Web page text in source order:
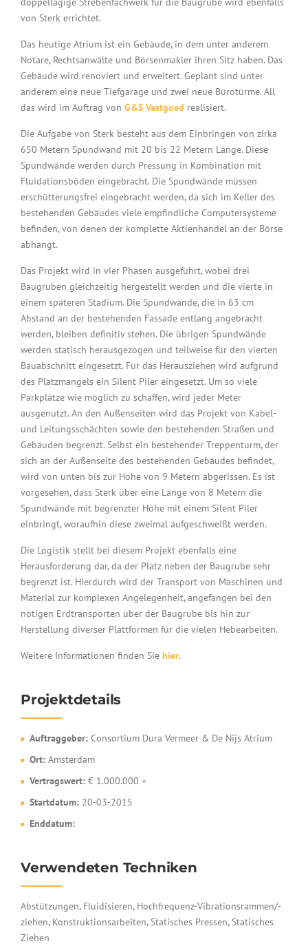
von Sterk errichtet.
Das heutige Atrium ist ein Gebäude, in dem unter anderem
Notare, Rechtsanwälte und Börsenmakler ihren Sitz haben. Das
Gebäude wird renoviert und erweitert. Geplant sind unter
anderem eine neue Tiefgarage und zwei neue Bürotürme. All
das wird im Auftrag von G&S Vastgoed realisiert.
Die Aufgabe von Sterk besteht aus dem Einbringen von zirka
650 Metern Spundwand mit 20 bis 22 Metern Länge. Diese
Spundwände werden durch Pressung in Kombination mit
Fluidationsböden eingebracht. Die Spundwände müssen
erschütterungsfrei eingebracht werden, da sich im Keller des
bestehenden Gebäudes viele empfindliche Computersysteme
befinden, von denen der komplette Aktienhandel an der Börse
abhängt.
Das Projekt wird in vier Phasen ausgeführt, wobei drei
Baugruben gleichzeitig hergestellt werden und die vierte in
einem späteren Stadium. Die Spundwände, die in 63 cm
Abstand an der bestehenden Fassade entlang angebracht
werden, bleiben definitiv stehen. Die übrigen Spundwände
werden statisch herausgezogen und teilweise für den vierten
Bauabschnitt eingesetzt. Für das Herausziehen wird aufgrund
des Platzmangels ein Silent Piler eingesetzt. Um so viele
Parkplätze wie möglich zu schaffen, wird jeder Meter
ausgenutzt. An den Außenseiten wird das Projekt von Kabel-
und Leitungsschächten sowie den bestehenden Straßen und
Gebäuden begrenzt. Selbst ein bestehender Treppenturm, der
sich an der Außenseite des bestehenden Gebäudes befindet,
wird von unten bis zur Höhe von 9 Metern abgerissen. Es ist
vorgesehen, dass Sterk über eine Länge von 8 Metern die
Spundwände mit begrenzter Höhe mit einem Silent Piler
einbringt, woraufhin diese zweimal aufgeschweißt werden.
Die Logistik stellt bei diesem Projekt ebenfalls eine
Herausforderung dar, da der Platz neben der Baugrube sehr
begrenzt ist. Hierdurch wird der Transport von Maschinen und
Material zur komplexen Angelegenheit, angefangen bei den
nötigen Erdtransporten über der Baugrube bis hin zur
Herstellung diverser Plattformen für die vielen Hebearbeiten.
Weitere Informationen finden Sie hier.
Projektdetails
Auftraggeber: Consortium Dura Vermeer & De Nijs Atrium
Ort: Amsterdam
Vertragswert: € 1.000.000 +
Startdatum: 20-03-2015
Enddatum:
Verwendeten Techniken
Abstützungen, Fluidisieren, Hochfrequenz-Vibrationsrammen/-
ziehen, Konstruktionsarbeiten, Statisches Pressen, Statisches
Ziehen